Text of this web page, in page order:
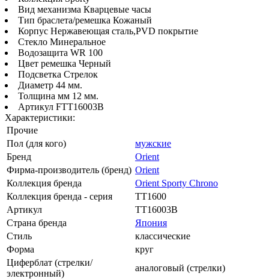
Вид механизма Кварцевые часы
Тип браслета/ремешка Кожаный
Корпус Нержавеющая сталь,PVD покрытие
Стекло Минеральное
Водозащита WR 100
Цвет ремешка Черный
Подсветка Стрелок
Диаметр 44 мм.
Толщина мм 12 мм.
Артикул FTT16003B
Характеристики:
Прочие
Пол (для кого)
мужские
Бренд
Orient
Фирма-производитель (бренд) Orient
Коллекция бренда
Orient Sporty Chrono
Коллекция бренда - серия
TT1600
Артикул
TT16003B
Страна бренда
Япония
Стиль
классические
Форма
круг
Циферблат (стрелки/
электронный)
аналоговый (стрелки)